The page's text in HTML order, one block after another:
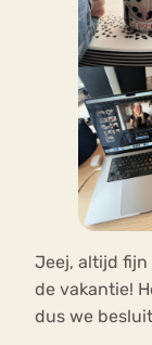
Jeej, altijd fijn
de vakantie!
dus we